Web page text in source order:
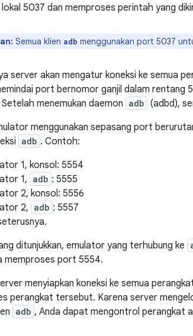
5037 dan memproses perintah yang
Semua klien adb menggunakan port 5037
server akan mengatur koneksi ke semua
port bernomor ganjil dalam rentang
menemukan daemon adb (adbd),
menggunakan sepasang port
adb . Contoh:
1, konsol: 5554
1, adb : 5555
2, konsol: 5556
2, adb : 5557
ditunjukkan, emulator yang terhubung ke
memproses port 5554.
menyiapkan koneksi ke semua
perangkat tersebut. Karena server
adb , Anda dapat mengontrol perangkat